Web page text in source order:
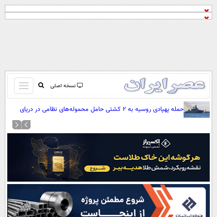
نسخه اصلی
باز
و
بسته
کردن
صفحه اول
آرشیو
نظرسنجی
آب و هوا
اوقات شرعی
سواد زندگی
حمله پهپادی روسیه به ۲ کشتی حامل محموله‌های نظامی در دریای